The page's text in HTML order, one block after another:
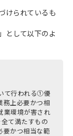
けられているも
として以下のよ
て行われる①優
務上必要かつ相
業環境が害され
て満たすもの
要かつ相当な範